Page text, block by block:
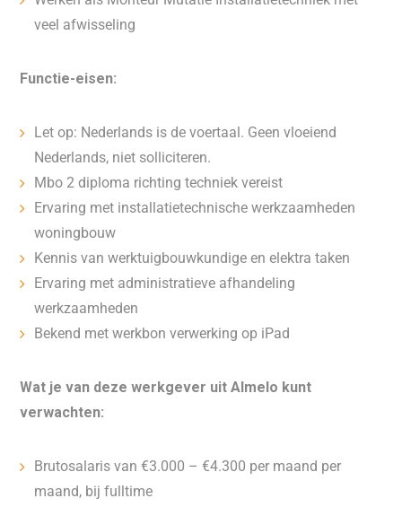
veel afwisseling
Functie-eisen:
Let op: Nederlands is de voertaal. Geen vloeiend
Nederlands, niet solliciteren.
Mbo 2 diploma richting techniek vereist
Ervaring met installatietechnische werkzaamheden
woningbouw
Kennis van werktuigbouwkundige en elektra taken
Ervaring met administratieve afhandeling
werkzaamheden
Bekend met werkbon verwerking op iPad
Wat je van deze werkgever uit Almelo kunt
verwachten:
Brutosalaris van €3.000 – €4.300 per maand per
maand, bij fulltime